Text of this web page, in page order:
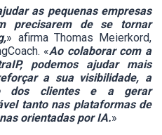
as pequenas empresas
precisarem de se tornar
» afirma Thomas Meierkord,
«Ao colaborar com a
podemos ajudar mais
a sua visibilidade, a
dos clientes e a gerar
tanto nas plataformas de
orientadas por IA.»